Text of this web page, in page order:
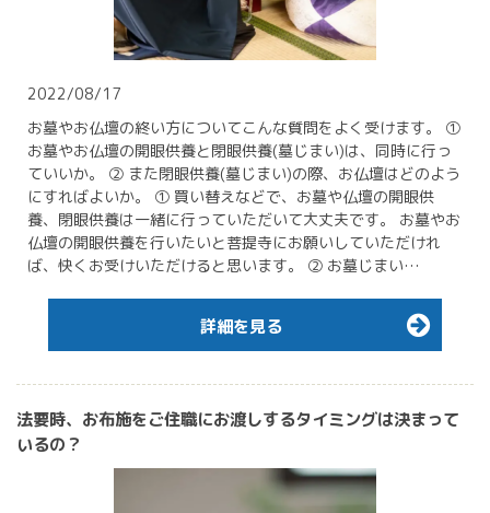
2022/08/17
お墓やお仏壇の終い方についてこんな質問をよく受けます。 ①
お墓やお仏壇の開眼供養と閉眼供養(墓じまい)は、同時に行っ
ていいか。 ② また閉眼供養(墓じまい)の際、お仏壇はどのよう
にすればよいか。 ① 買い替えなどで、お墓や仏壇の開眼供
養、閉眼供養は一緒に行っていただいて大丈夫です。 お墓やお
仏壇の開眼供養を行いたいと菩提寺にお願いしていただけれ
ば、快くお受けいただけると思います。 ② お墓じまい…
詳細を見る
法要時、お布施をご住職にお渡しするタイミングは決まって
いるの？